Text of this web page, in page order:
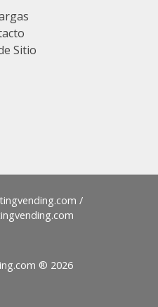
Sitio
/
® 2026